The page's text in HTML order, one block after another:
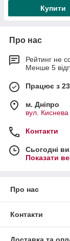
Купити
Про нас
Рейтинг не
Менше 5
Працює з
м. Дніпро
вул.
Контакти
Сьогодні
Показати
Про нас
Контакти